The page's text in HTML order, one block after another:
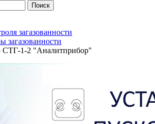
Поиск
загазованности
загазованности
СТГ-1-2 "Аналитприбор"